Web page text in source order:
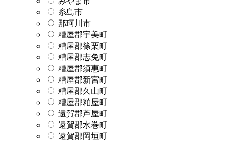
糸島市
那珂川市
糟屋郡宇美町
糟屋郡篠栗町
糟屋郡志免町
糟屋郡須惠町
糟屋郡新宮町
糟屋郡久山町
糟屋郡粕屋町
遠賀郡芦屋町
遠賀郡水巻町
遠賀郡岡垣町